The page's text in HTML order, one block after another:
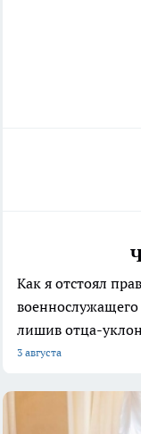
Как я отстоял
лишив отца-
3 августа